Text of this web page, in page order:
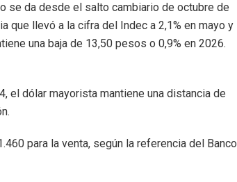
se da desde el salto cambiario de octubre de
que llevó a la cifra del Indec a 2,1% en mayo y
una baja de 13,50 pesos o 0,9% en 2026.
el dólar mayorista mantiene una distancia de
para la venta, según la referencia del Banco